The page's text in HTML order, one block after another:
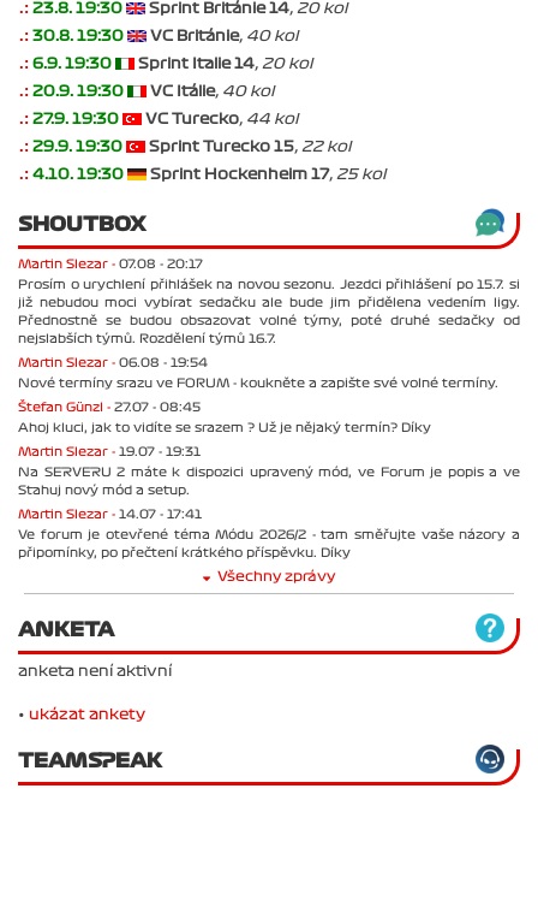
.: 23.8. 19:30 Sprint Británie 14, 20 kol
.: 30.8. 19:30 VC Británie, 40 kol
.: 6.9. 19:30 Sprint Italie 14, 20 kol
.: 20.9. 19:30 VC Itálie, 40 kol
.: 27.9. 19:30 VC Turecko, 44 kol
.: 29.9. 19:30 Sprint Turecko 15, 22 kol
.: 4.10. 19:30 Sprint Hockenheim 17, 25 kol
SHOUTBOX
Martin Slezar - 07.08 - 20:17
Prosím o urychlení přihlášek na novou sezonu. Jezdci přihlášení po 15.7. si
již nebudou moci vybírat sedačku ale bude jim přidělena vedením ligy.
Přednostně se budou obsazovat volné týmy, poté druhé sedačky od
nejslabších týmů. Rozdělení týmů 16.7.
Martin Slezar - 06.08 - 19:54
Nové termíny srazu ve FORUM - koukněte a zapište své volné termíny.
Štefan Günzl - 27.07 - 08:45
Ahoj kluci, jak to vidíte se srazem ? Už je nějaký termín? Díky
Martin Slezar - 19.07 - 19:31
Na SERVERU 2 máte k dispozici upravený mód, ve Forum je popis a ve
Stahuj nový mód a setup.
Martin Slezar - 14.07 - 17:41
Ve forum je otevřené téma Módu 2026/2 - tam směřujte vaše názory a
připomínky, po přečtení krátkého příspěvku. Díky
Všechny zprávy
ANKETA
anketa není aktivní
• ukázat ankety
TEAMSPEAK